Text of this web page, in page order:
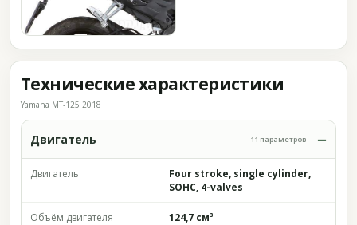
Технические характеристики
Yamaha MT-125 2018
Двигатель 11 параметров
Двигатель
Four stroke, single cylinder,
SOHC, 4-valves
Объём двигателя 124,7 см³